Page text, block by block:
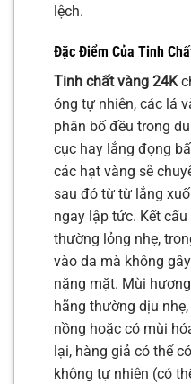
lệch.
Đặc Điểm Của Tinh
Tinh chất vàng 24K
óng tự nhiên, các lá
phân bố đều trong
cục hay lắng đọng
các hạt vàng sẽ
sau đó từ từ lắng
ngay lập tức. Kết cấu
thường lỏng nhẹ,
vào da mà không
nặng mặt. Mùi
hãng thường dịu
nồng hoặc có mùi
lại, hàng giả có thể
không tự nhiên (có